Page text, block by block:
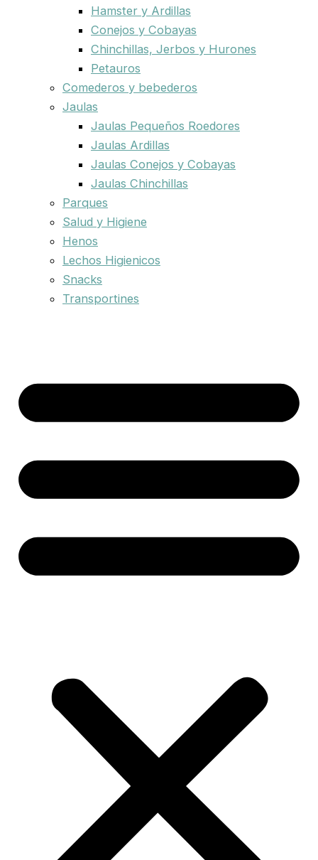
Hamster y Ardillas
Conejos y Cobayas
Chinchillas, Jerbos y Hurones
Petauros
Comederos y bebederos
Jaulas
Jaulas Pequeños Roedores
Jaulas Ardillas
Jaulas Conejos y Cobayas
Jaulas Chinchillas
Parques
Salud y Higiene
Henos
Lechos Higienicos
Snacks
Transportines